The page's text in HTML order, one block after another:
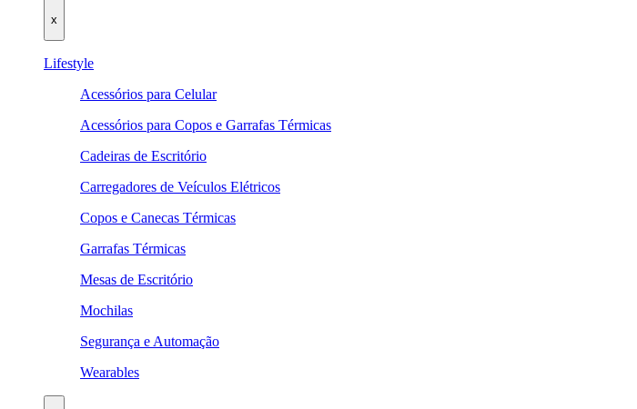
x
Lifestyle
Acessórios para Celular
Acessórios para Copos e Garrafas Térmicas
Cadeiras de Escritório
Carregadores de Veículos Elétricos
Copos e Canecas Térmicas
Garrafas Térmicas
Mesas de Escritório
Mochilas
Segurança e Automação
Wearables